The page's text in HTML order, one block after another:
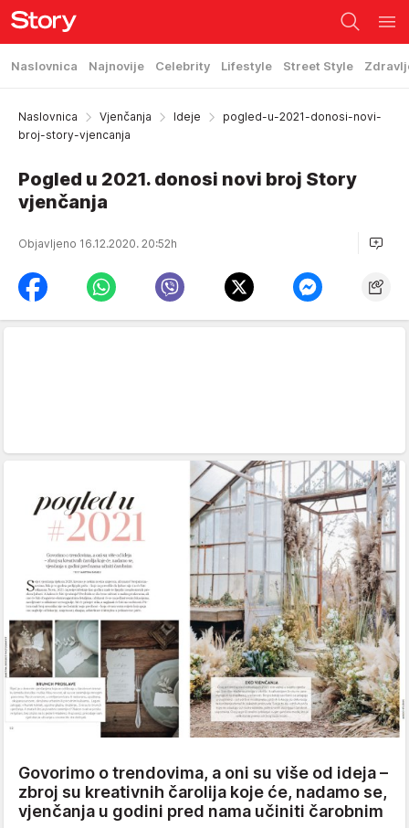
Naslovnica Najnovije Celebrity Lifestyle Street Style
Naslovnica Vjenčanja Ideje
pogled-u-2021-donosi-novi-
broj-story-vjencanja
Pogled u 2021. donosi novi broj Story
vjenčanja
Objavljeno 16.12.2020. 20:52h
Govorimo o trendovima, a oni su više od ideja –
zbroj su kreativnih čarolija koje će, nadamo se,
vjenčanja u godini pred nama učiniti čarobnim